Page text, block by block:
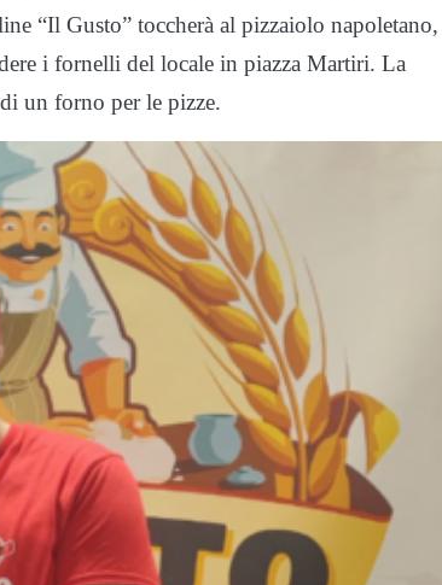
“Il Gusto” toccherà al pizzaiolo napoletano,
i fornelli del locale in piazza Martiri. La
un forno per le pizze.